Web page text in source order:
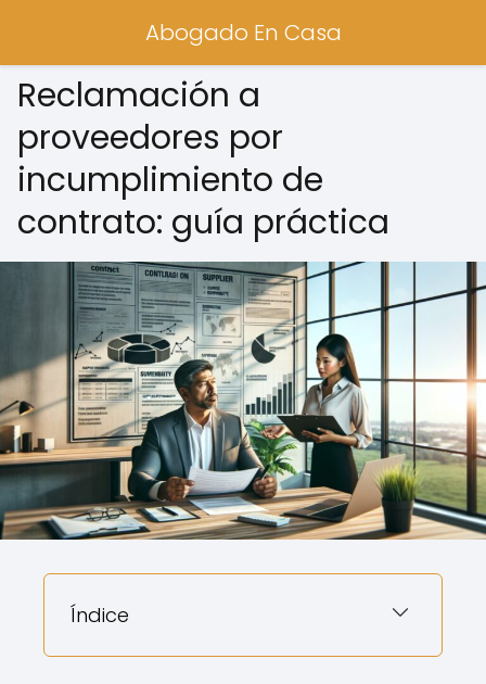
Abogado En Casa
Reclamación a
proveedores por
incumplimiento de
contrato: guía práctica
Índice